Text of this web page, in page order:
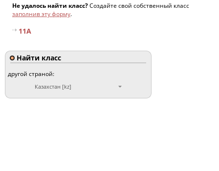
Не удалось найти класс?Создайте свой собственный класс
заполнив эту форму.
11А
Найти класс
другой страной:
Казахстан [kz]